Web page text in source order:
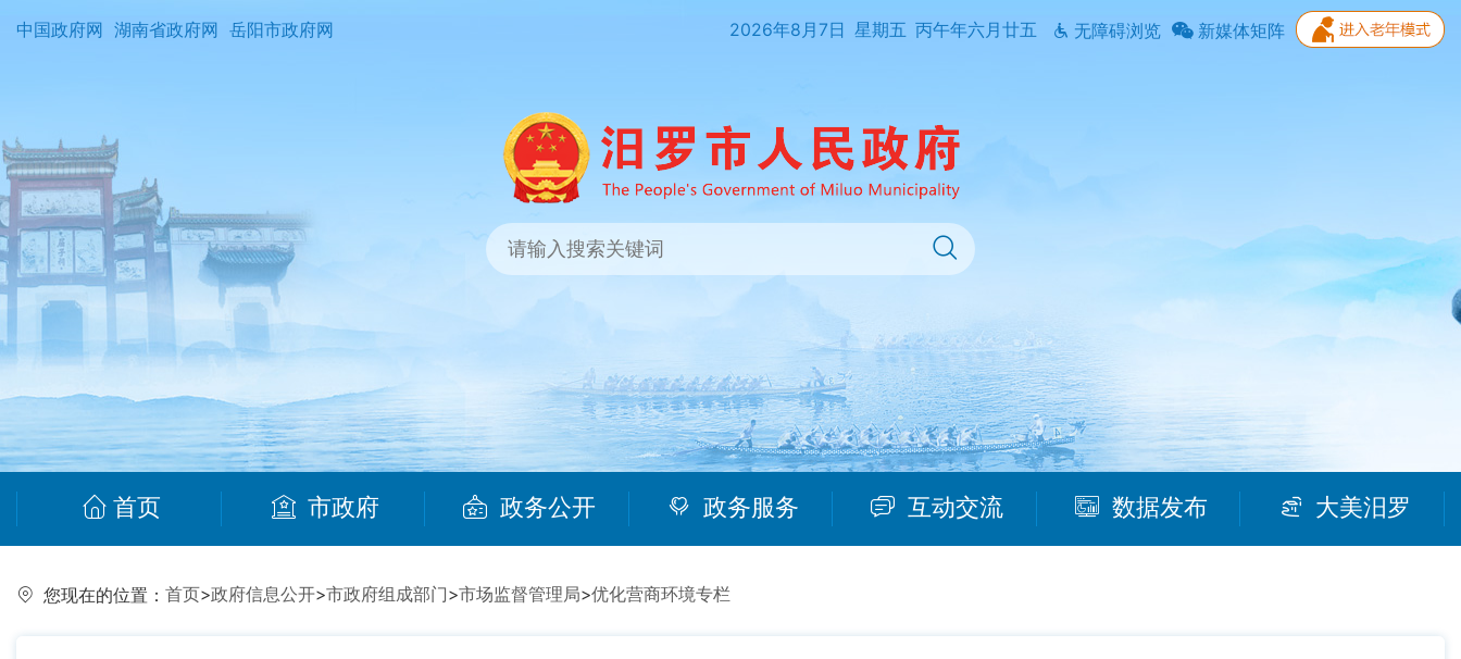
中国政府网 湖南省政府网 岳阳市政府网 2026年8月7日 星期五 丙午年六月廿五 无障碍浏览 新媒体矩阵
首页 市政府 政务公开 政务服务 互动交流 数据发布 大美汨罗
您现在的位置： 首页>政府信息公开>市政府组成部门>市场监督管理局>优化营商环境专栏